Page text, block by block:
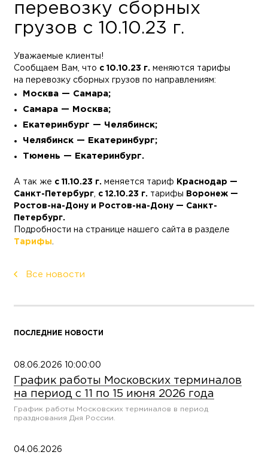
перевозку сборных
грузов с 10.10.23 г.
Уважаемые клиенты!
Сообщаем Вам, что с 10.10.23 г. меняются тарифы
на перевозку сборных грузов по направлениям:
Москва — Самара;
Самара — Москва;
Екатеринбург — Челябинск;
Челябинск — Екатеринбург;
Тюмень — Екатеринбург.
А так же с 11.10.23 г. меняется тариф
Краснодар —
Санкт-Петербург
с 12.10.23 г. тарифы
Воронеж —
Ростов-на-Дону и
Ростов-на-Дону — Санкт-
Петербург.
Подробности на странице нашего сайта в разделе
Тарифы
Все новости
ПОСЛЕДНИЕ НОВОСТИ
08.06.2026 10:00:00
График работы Московских терминалов
на период с 11 по 15 июня 2026 года
График работы Московских терминалов в период
празднования Дня России.
04.06.2026